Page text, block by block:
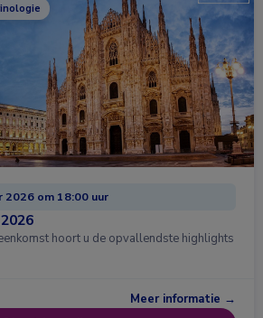
om 18:00 uur
hoort u de opvallendste highlights
Meer informatie →